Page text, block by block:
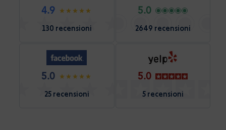
4.9
130 recensioni
5.0
2649 recensioni
5.0
25 recensioni
5.0
5 recensioni